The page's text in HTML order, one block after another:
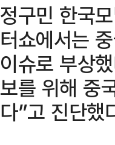
정구민 한국
터쇼에서는
이슈로 부상
보를 위해 중
다”고 진단했